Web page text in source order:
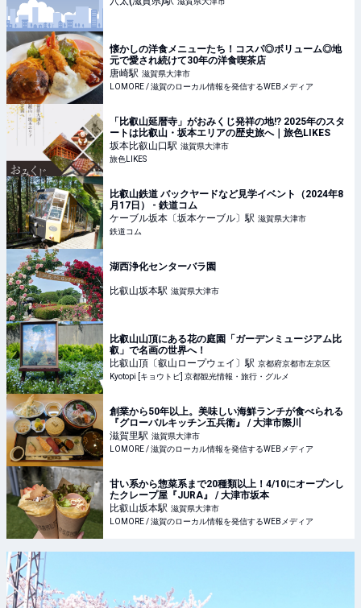
懐かしの洋食メニューたち！コスパ◎ボリューム◎地
元で愛され続けて30年の洋食喫茶店
唐崎駅 滋賀県大津市
LOMORE / 滋賀のローカル情報を発信するWEBメディア
「比叡山延暦寺」がおみくじ発祥の地!? 2025年のスタ
ートは比叡山・坂本エリアの歴史旅へ｜旅色LIKES
坂本比叡山口駅 滋賀県大津市
旅色LIKES
比叡山鉄道 バックヤードなど見学イベント（2024年8
月17日） - 鉄道コム
ケーブル坂本〔坂本ケーブル〕駅 滋賀県大津市
鉄道コム
湖西浄化センターバラ園
比叡山坂本駅 滋賀県大津市
比叡山山頂にある花の庭園「ガーデンミュージアム比
叡」で名画の世界へ！
比叡山頂〔叡山ロープウェイ〕駅 京都府京都市左京区
Kyotopi [キョウトピ] 京都観光情報・旅行・グルメ
創業から50年以上。美味しい海鮮ランチが食べられる
『グローバルキッチン五兵衛』 / 大津市際川
滋賀里駅 滋賀県大津市
LOMORE / 滋賀のローカル情報を発信するWEBメディア
甘い系から惣菜系まで20種類以上！4/10にオープンし
たクレープ屋『JURA』 / 大津市坂本
比叡山坂本駅 滋賀県大津市
LOMORE / 滋賀のローカル情報を発信するWEBメディア